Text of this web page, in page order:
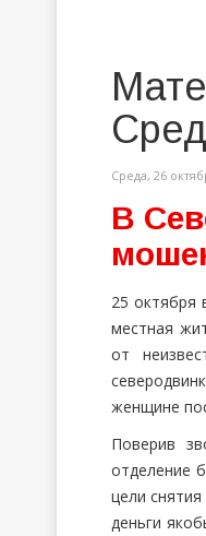
Среда, 26
В
25 октября
местная
от
женщине
Поверив
отделение
цели
деньги